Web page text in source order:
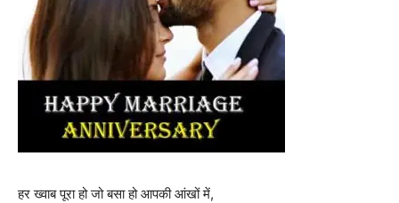
हर ख्वाब पूरा हो जो बसा हो आपकी आंखों में,